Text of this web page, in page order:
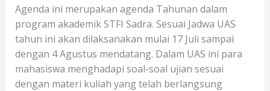
Agenda ini merupakan agenda Tahunan dalam
program akademik STFI Sadra. Sesuai Jadwa UAS
tahun ini akan dilaksanakan mulai 17 Juli sampai
dengan 4 Agustus mendatang. Dalam UAS ini para
mahasiswa menghadapi soal-soal ujian sesuai
dengan materi kuliah yang telah berlangsung